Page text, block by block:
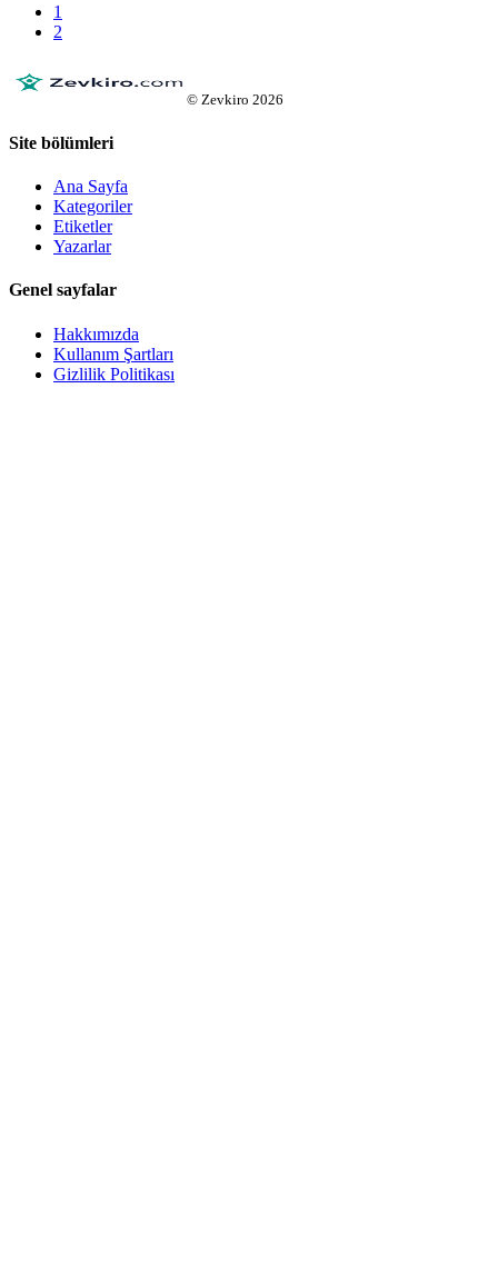
1
2
© Zevkiro 2026
Site bölümleri
Ana Sayfa
Kategoriler
Etiketler
Yazarlar
Genel sayfalar
Hakkımızda
Kullanım Şartları
Gizlilik Politikası